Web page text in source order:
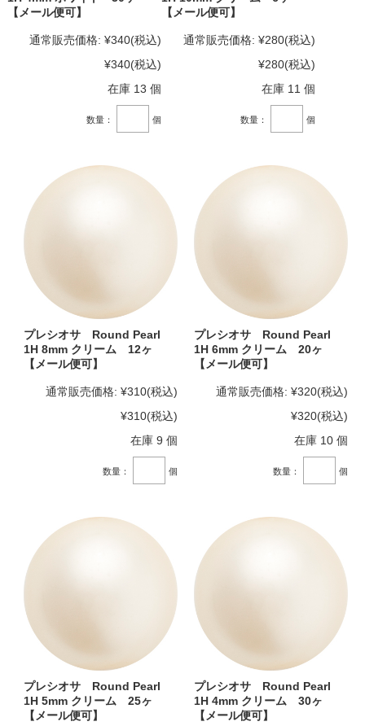
【メール便可】
通常販売価格: ¥340(税込)
¥340(税込)
在庫 13 個
数量： 個
【メール便可】
通常販売価格: ¥280(税込)
¥280(税込)
在庫 11 個
数量： 個
プレシオサ Round Pearl
1H 8mm クリーム 12ヶ
【メール便可】
通常販売価格: ¥310(税込)
¥310(税込)
在庫 9 個
数量： 個
プレシオサ Round Pearl
1H 6mm クリーム 20ヶ
【メール便可】
通常販売価格: ¥320(税込)
¥320(税込)
在庫 10 個
数量： 個
プレシオサ Round Pearl
1H 5mm クリーム 25ヶ
【メール便可】
プレシオサ Round Pearl
1H 4mm クリーム 30ヶ
【メール便可】